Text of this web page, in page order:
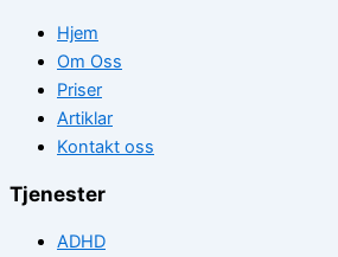
Hjem
Om Oss
Priser
Artiklar
Kontakt oss
Tjenester
ADHD